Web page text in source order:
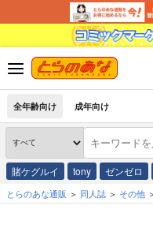
全年齢向け 成年向け
賭ケグルイ tony ゼンゼロ
とらのあな通販 同人誌 その他